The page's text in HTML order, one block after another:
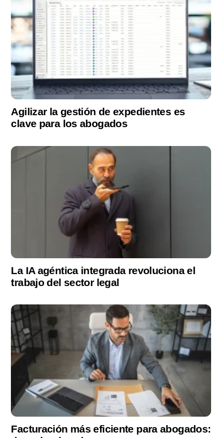
Agilizar la gestión de expedientes es
clave para los abogados
La IA agéntica integrada revoluciona el
trabajo del sector legal
Facturación más eficiente para abogados: